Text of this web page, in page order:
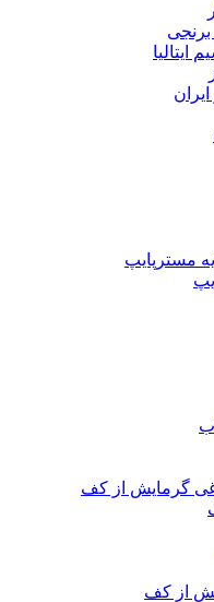
برنجی
مسترپایپ
گرمایش از کف
از کف